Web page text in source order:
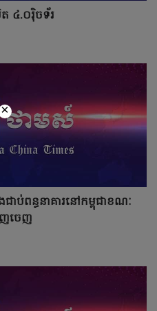
៤.០រ៉ិចទ័រ
ប់ពន្ធនាគារនៅកម្ពុជាខណៈ
ញចេញ
×